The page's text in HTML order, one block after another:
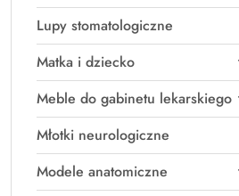
Lupy stomatologiczne
Matka i dziecko
Meble do gabinetu lekarskiego
Młotki neurologiczne
Modele anatomiczne